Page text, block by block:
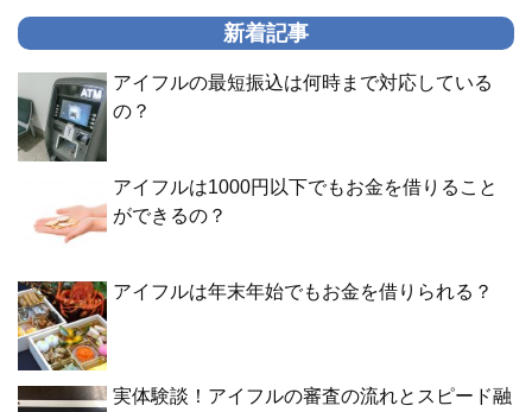
新着記事
アイフルの最短振込は何時まで対応している
の？
アイフルは1000円以下でもお金を借りること
ができるの？
アイフルは年末年始でもお金を借りられる？
実体験談！アイフルの審査の流れとスピード融